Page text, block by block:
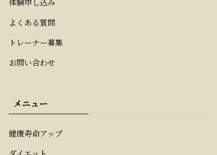
よくある質問
トレーナー募集
お問い合わせ
メニュー
健康寿命アップ